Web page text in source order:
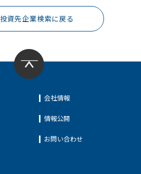
投資先企業検索に戻る
会社情報
情報公開
お問い合わせ